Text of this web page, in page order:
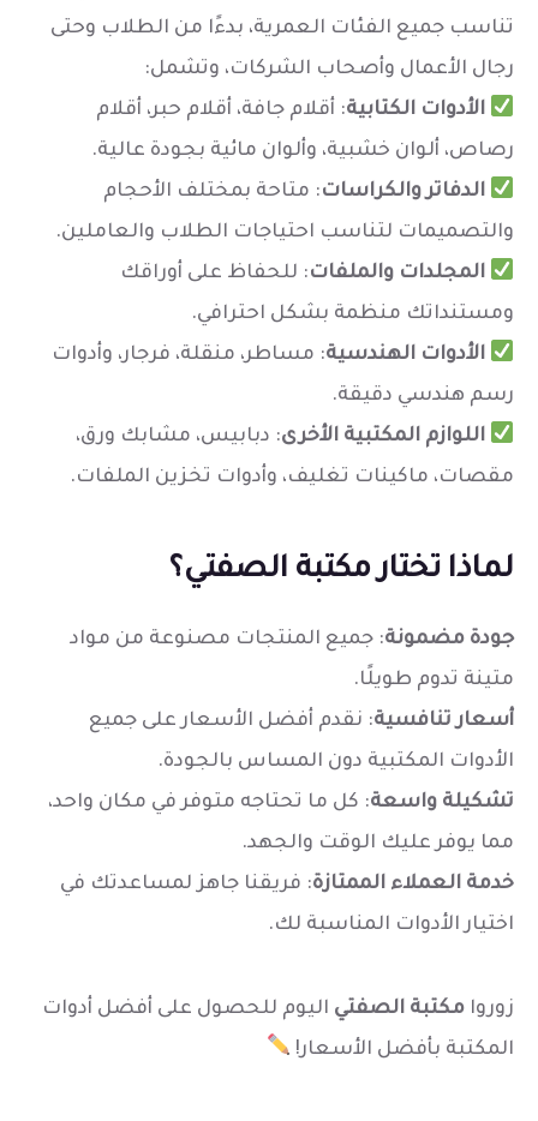
تناسب جميع الفئات العمرية، بدءًا من الطلاب وحتى
رجال الأعمال وأصحاب الشركات، وتشمل:
الأدوات الكتابية: أقلام جافة، أقلام حبر، أقلام
رصاص، ألوان خشبية، وألوان مائية بجودة عالية.
الدفاتر والكراسات: متاحة بمختلف الأحجام
والتصميمات لتناسب احتياجات الطلاب والعاملين.
المجلدات والملفات: للحفاظ على أوراقك
ومستنداتك منظمة بشكل احترافي.
الأدوات الهندسية: مساطر، منقلة، فرجار، وأدوات
رسم هندسي دقيقة.
اللوازم المكتبية الأخرى: دبابيس، مشابك ورق،
مقصات، ماكينات تغليف، وأدوات تخزين الملفات.
لماذا تختار مكتبة الصفتي؟
جودة مضمونة: جميع المنتجات مصنوعة من مواد
متينة تدوم طويلًا.
أسعار تنافسية: نقدم أفضل الأسعار على جميع
الأدوات المكتبية دون المساس بالجودة.
تشكيلة واسعة: كل ما تحتاجه متوفر في مكان واحد،
مما يوفر عليك الوقت والجهد.
خدمة العملاء الممتازة: فريقنا جاهز لمساعدتك في
اختيار الأدوات المناسبة لك.
زوروا مكتبة الصفتي اليوم للحصول على أفضل أدوات
المكتبة بأفضل الأسعار!